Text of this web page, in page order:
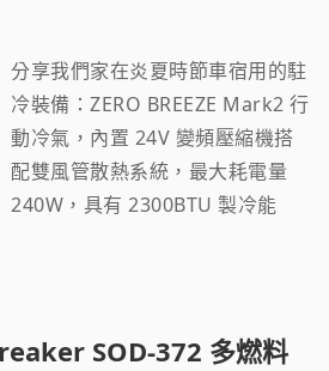
分享我們家在炎夏時節車宿用的駐
冷裝備：ZERO BREEZE Mark2 行
動冷氣，內置 24V 變頻壓縮機搭
配雙風管散熱系統，最大耗電量
240W，具有 2300BTU 製冷能
SOD-372 多燃料